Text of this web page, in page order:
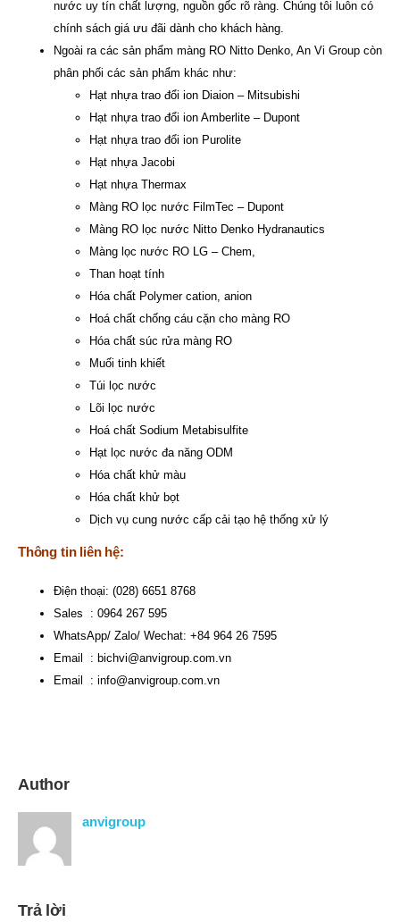
nước uy tín chất lượng, nguồn gốc rõ ràng. Chúng tôi luôn có
chính sách giá ưu đãi dành cho khách hàng.
Ngoài ra các sản phẩm màng RO Nitto Denko, An Vi Group còn
phân phối các sản phẩm khác như:
Hạt nhựa trao đổi ion Diaion – Mitsubishi
Hạt nhựa trao đổi ion Amberlite – Dupont
Hạt nhựa trao đổi ion Purolite
Hạt nhựa Jacobi
Hạt nhựa Thermax
Màng RO lọc nước FilmTec – Dupont
Màng RO lọc nước Nitto Denko Hydranautics
Màng lọc nước RO LG – Chem,
Than hoạt tính
Hóa chất Polymer cation, anion
Hoá chất chống cáu cặn cho màng RO
Hóa chất súc rửa màng RO
Muối tinh khiết
Túi lọc nước
Lõi lọc nước
Hoá chất Sodium Metabisulfite
Hạt lọc nước đa năng ODM
Hóa chất khử màu
Hóa chất khử bọt
Dịch vụ cung nước cấp cải tạo hệ thống xử lý
Thông tin liên hệ:
Điện thoại: (028) 6651 8768
Sales : 0964 267 595
WhatsApp/ Zalo/ Wechat: +84 964 26 7595
Email : bichvi@anvigroup.com.vn
Email : info@anvigroup.com.vn
Author
anvigroup
Trả lời